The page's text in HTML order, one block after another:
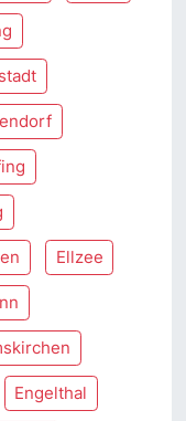
Ellzee
Engelthal